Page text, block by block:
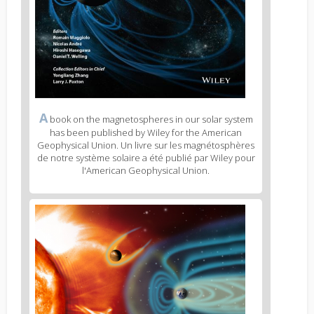
Figure
caption
(legend)
Abook on the magnetospheres in our solar system
has been published by Wiley for the American
Geophysical Union. Un livre sur les magnétosphères
de notre système solaire a été publié par Wiley pour
l'American Geophysical Union.
Figure
3
body
text